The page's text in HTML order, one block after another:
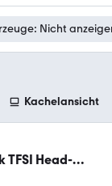
Nicht
Kachelansicht
TFSI Head-